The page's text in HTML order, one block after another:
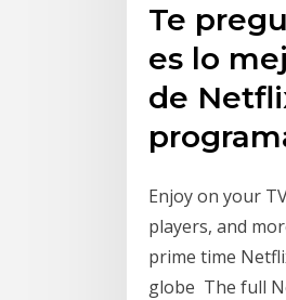
Te
es lo
de
Enjoy on your
players, and
prime time
globe The full